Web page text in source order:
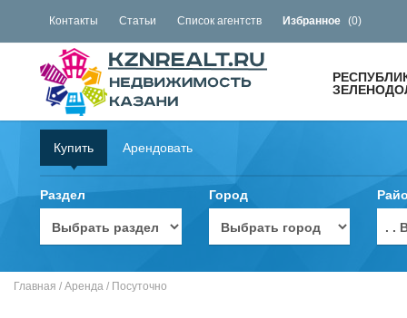
Контакты Статьи Список агентств Избранное (0)
Купить Арендовать
Раздел Город
. .
Главная / Аренда / Посуточно